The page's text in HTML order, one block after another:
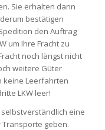
Sie erhalten dann
bestätigen
den Auftrag
um Ihre Fracht zu
noch längst nicht
weitere Güter
keine Leerfahrten
LKW leer!
eine
geben.